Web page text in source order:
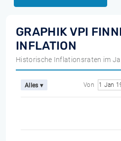
GRAPHIK VPI
INFLATION
Historische Inflationsraten im
Alles ▾ Von 1 Jan